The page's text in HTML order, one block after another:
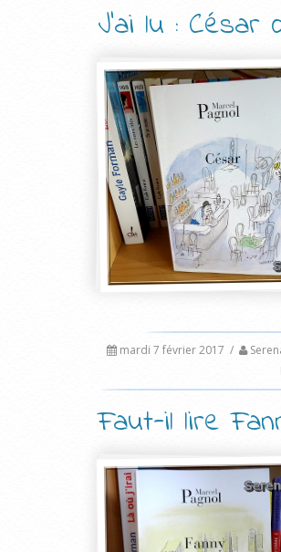
J’ai lu : César
mardi 7 février 2017 /
Faut-il lire